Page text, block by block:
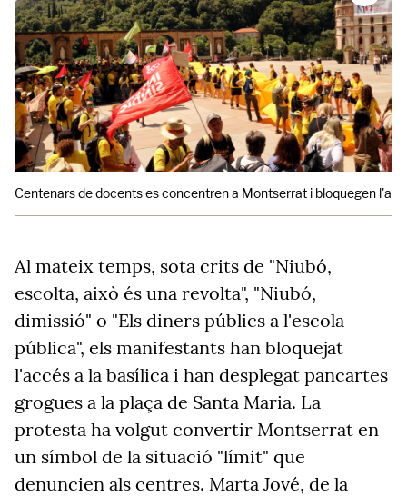
Centenars de docents es concentren a Montserrat i bloquegen
Al mateix temps, sota crits de "Niubó,
escolta, això és una revolta", "Niubó,
dimissió" o "Els diners públics a l'escola
pública", els manifestants han bloquejat
l'accés a la basílica i han desplegat pancartes
grogues a la plaça de Santa Maria. La
protesta ha volgut convertir Montserrat en
un símbol de la situació "límit" que
denuncien als centres. Marta Jové, de la